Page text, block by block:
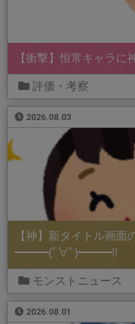
【衝撃】恒常キャラに
評価・考察
2026.08.03
【神】新タイトル画面
━━━(ﾟ∀ﾟ)━━━!!
モンストニュース
2026.08.01